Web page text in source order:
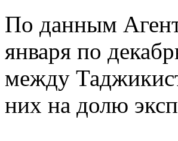
По данным
января по
между
них на долю